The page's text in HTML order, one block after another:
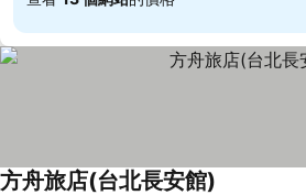
方舟旅店(台北長安館)